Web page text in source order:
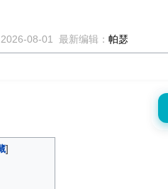
2026-08-01 最新编辑： 帕瑟